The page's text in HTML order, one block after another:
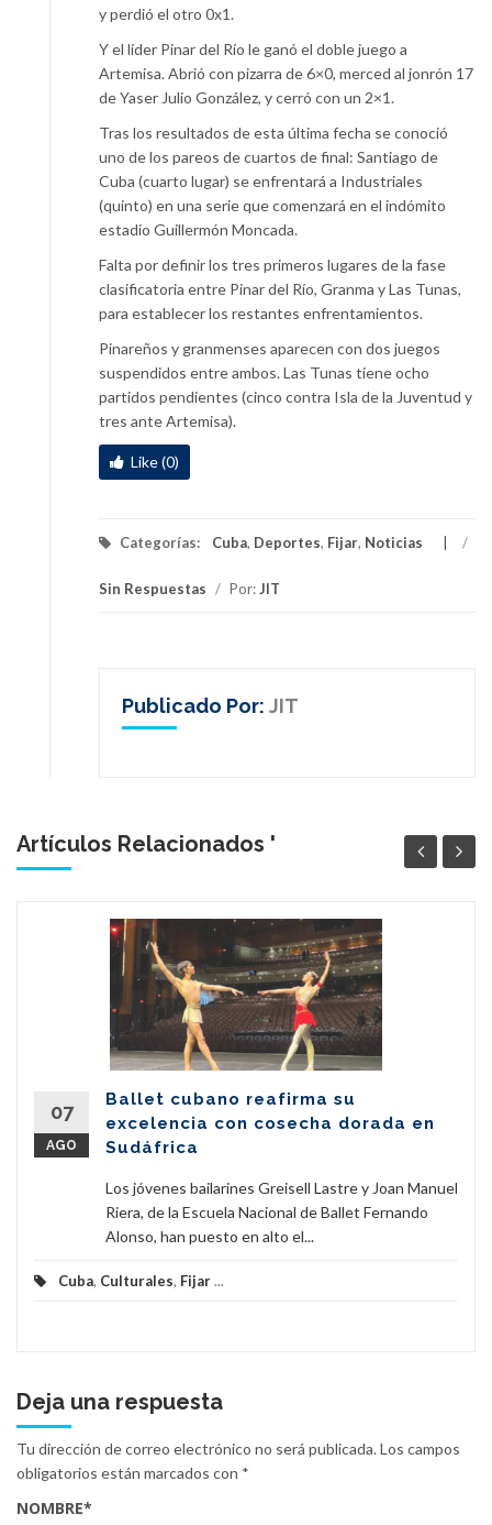
y perdió el otro 0x1.
Y el líder Pinar del Río le ganó el doble juego a
Artemisa. Abrió con pizarra de 6×0, merced al jonrón 17
de Yaser Julio González, y cerró con un 2×1.
Tras los resultados de esta última fecha se conoció
uno de los pareos de cuartos de final: Santiago de
Cuba (cuarto lugar) se enfrentará a Industriales
(quinto) en una serie que comenzará en el indómito
estadio Guillermón Moncada.
Falta por definir los tres primeros lugares de la fase
clasificatoria entre Pinar del Río, Granma y Las Tunas,
para establecer los restantes enfrentamientos.
Pinareños y granmenses aparecen con dos juegos
suspendidos entre ambos. Las Tunas tiene ocho
partidos pendientes (cinco contra Isla de la Juventud y
tres ante Artemisa).
Like (0)
Categorías: Cuba, Deportes, Fijar, Noticias /
Sin Respuestas / Por:JIT
Publicado Por: JIT
Artículos Relacionados '
07
AGO
Ballet cubano reafirma su
excelencia con cosecha dorada en
Sudáfrica
Los jóvenes bailarines Greisell Lastre y Joan Manuel
Riera, de la Escuela Nacional de Ballet Fernando
Alonso, han puesto en alto el...
Cuba, Culturales, Fijar...
Deja una respuesta
Tu dirección de correo electrónico no será publicada.Los campos
obligatorios están marcados con *
NOMBRE*